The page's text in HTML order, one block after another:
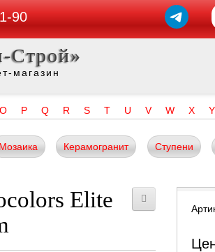
90
Строй»
магазин
O P Q R S T U V W X Y
Мозаика Керамогранит Ступени
Elite